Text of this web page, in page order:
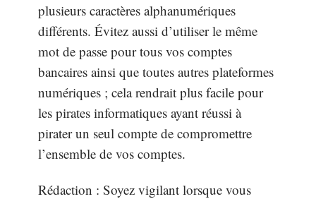
plusieurs caractères alphanumériques
différents. Évitez aussi d’utiliser le même
mot de passe pour tous vos comptes
bancaires ainsi que toutes autres plateformes
numériques ; cela rendrait plus facile pour
les pirates informatiques ayant réussi à
pirater un seul compte de compromettre
l’ensemble de vos comptes.
Rédaction : Soyez vigilant lorsque vous